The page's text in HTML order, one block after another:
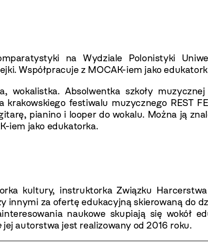
na Wydziale Polonistyki
Współpracuje z MOCAK-iem jako
wokalistka. Absolwentka szkoły
festiwalu muzycznego REST
pianino i looper do wokalu. Można ją
iem jako edukatorka.
kultury, instruktorka Związku Harcerstwa
innymi za ofertę edukacyjną skierowaną do
naukowe skupiają się wokół
jej autorstwa jest realizowany od 2016 roku.